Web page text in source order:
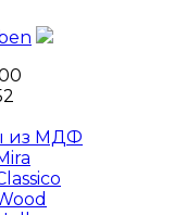
из МДФ